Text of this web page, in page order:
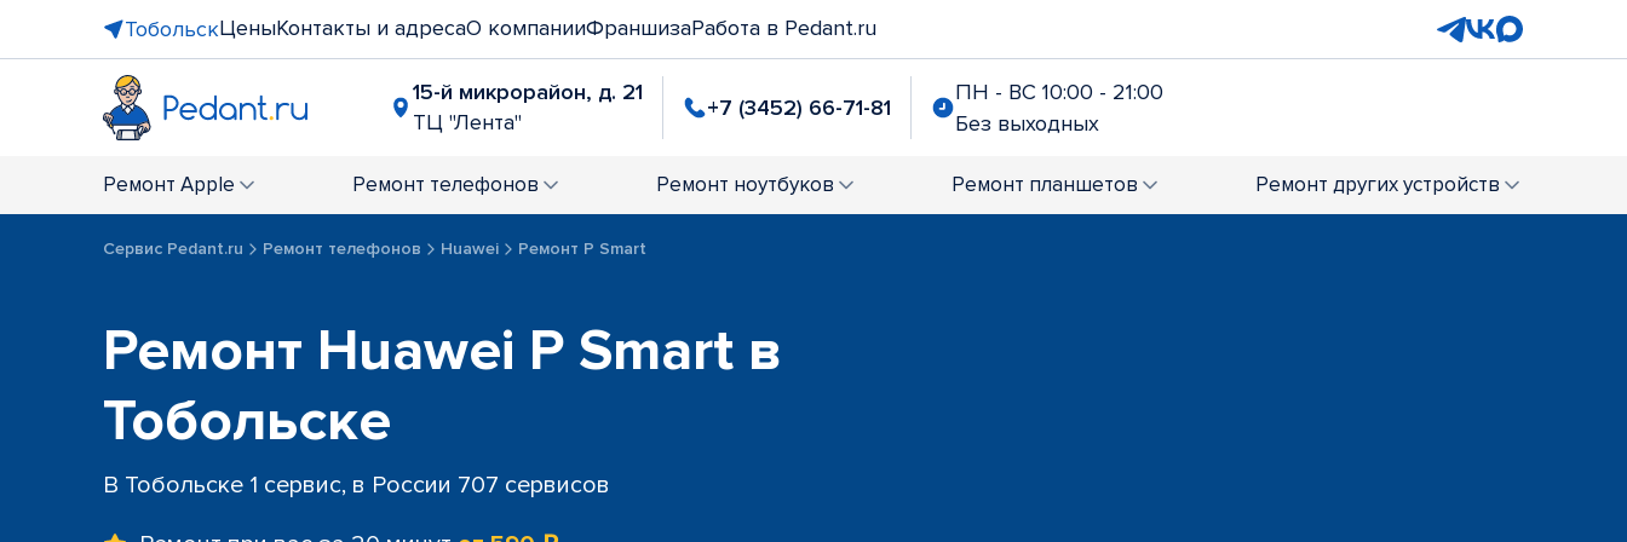
ТобольскЦеныКонтакты и адресаО компанииФраншизаРабота в Pedant.ru
15-й микрорайон, д. 21
ТЦ "Лента"
+7 (3452) 66-71-81
ПН - ВС 10:00 - 21:00
Без выходных
Ремонт Apple Ремонт телефонов Ремонт ноутбуков Ремонт планшетов Ремонт других устройств
Сервис Pedant.ru Ремонт телефонов Huawei Ремонт P Smart
Ремонт Huawei P Smart в
Тобольске
В Тобольске 1 сервис, в России 707 сервисов